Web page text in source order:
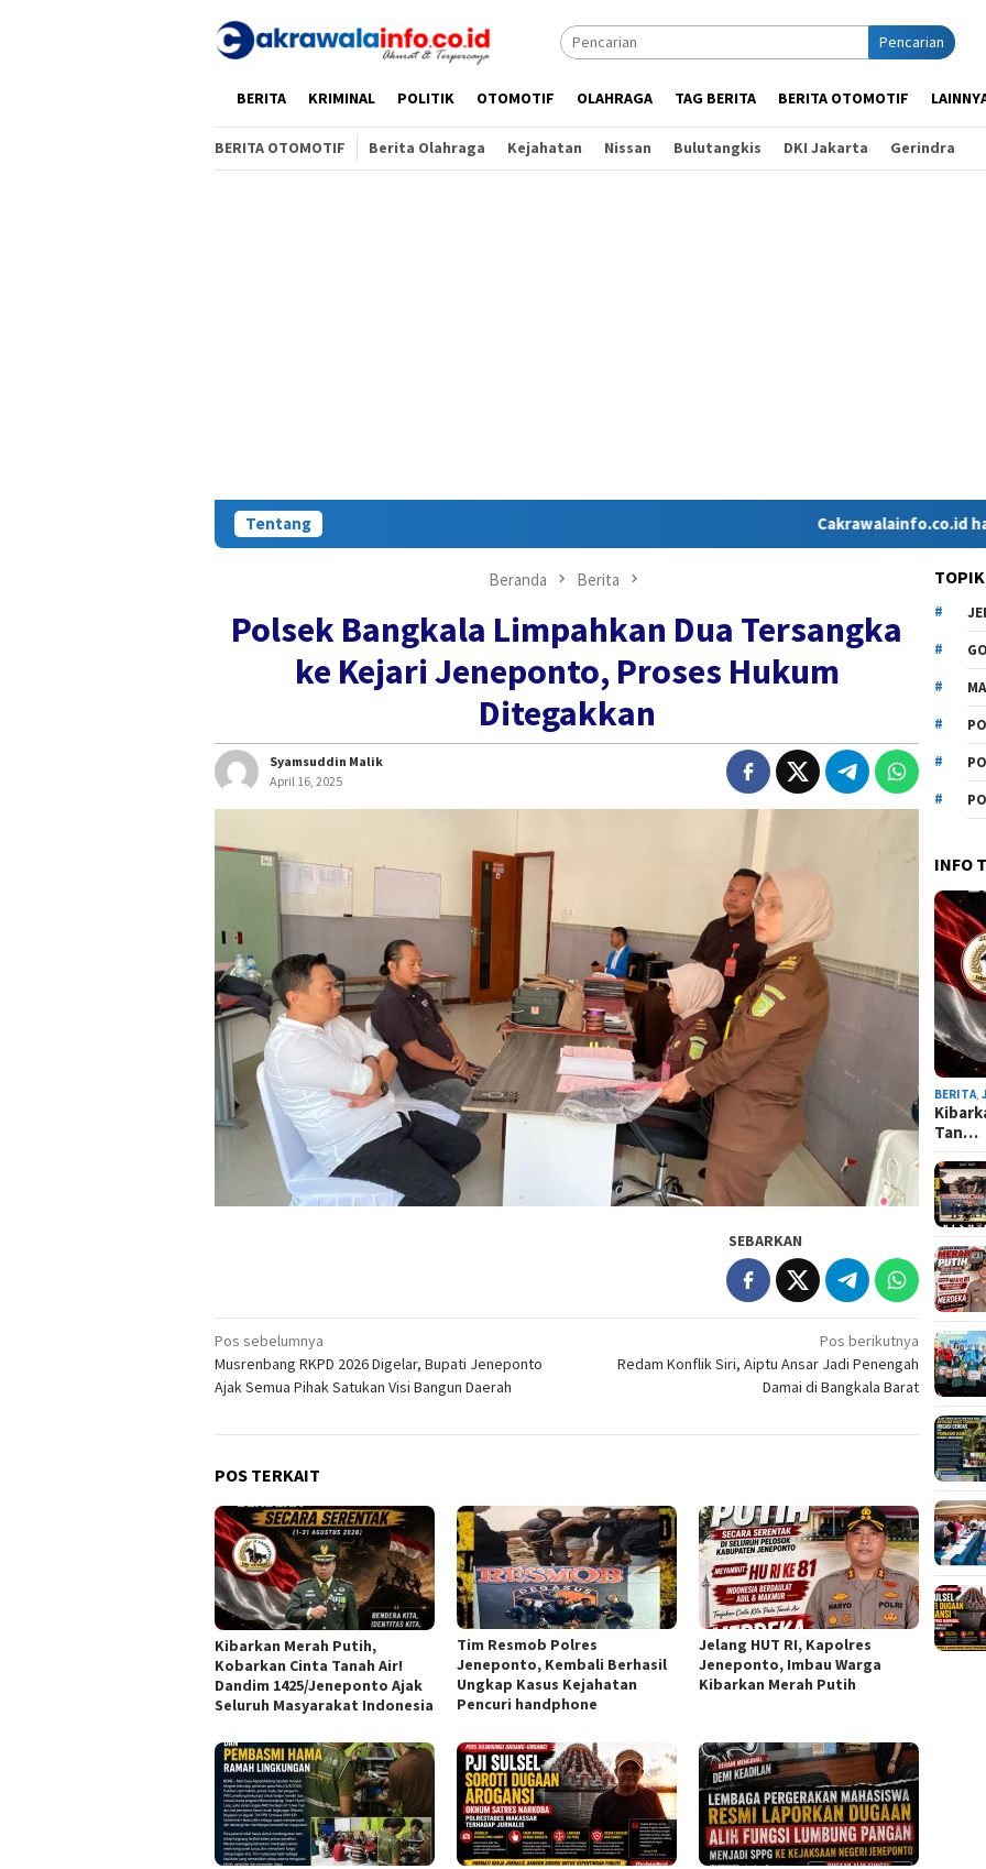
Pencarian
HOMEBERITA KRIMINAL POLITIK OTOMOTIF OLAHRAGA TAG BERITA BERITA OTOMOTIF
BERITA OTOMOTIF Berita Olahraga Kejahatan Nissan Bulutangkis DKI Jakarta Gerindra
Tentang Cakrawalainfo.co.id hadir
Beranda Berita
Polsek Bangkala Limpahkan Dua Tersangka
ke Kejari Jeneponto, Proses Hukum
Ditegakkan
Syamsuddin Malik
April 16, 2025
SEBARKAN
Navigasi
pos
Pos sebelumnya
Musrenbang RKPD 2026 Digelar, Bupati Jeneponto
Ajak Semua Pihak Satukan Visi Bangun Daerah
Pos berikutnya
Redam Konflik Siri, Aiptu Ansar Jadi Penengah
Damai di Bangkala Barat
POS TERKAIT
Kibarkan Merah Putih,
Kobarkan Cinta Tanah Air!
Dandim 1425/Jeneponto Ajak
Seluruh Masyarakat Indonesia
Tim Resmob Polres
Jeneponto, Kembali Berhasil
Ungkap Kasus Kejahatan
Pencuri handphone
Jelang HUT RI, Kapolres
Jeneponto, Imbau Warga
Kibarkan Merah Putih
INFO
BERITA ,
Tan…